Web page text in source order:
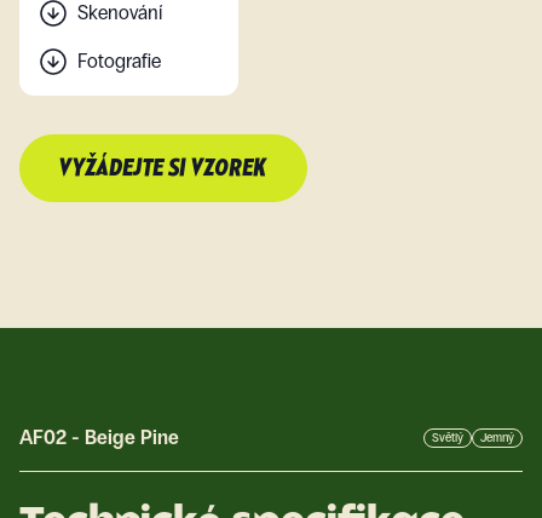
Skenování
Fotografie
VYŽÁDEJTE SI VZOREK
AF02 - Beige Pine Světlý Jemný